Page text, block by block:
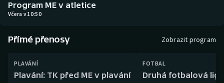
Boby a skeleton
Box
Curling
AZ kvíz
Program ME v atletice
Včera v 10:50
Přímé přenosy Zobrazit program
PLAVÁNÍ
Plavání: TK před ME v plavání
FOTBAL
Druhá fotbalová